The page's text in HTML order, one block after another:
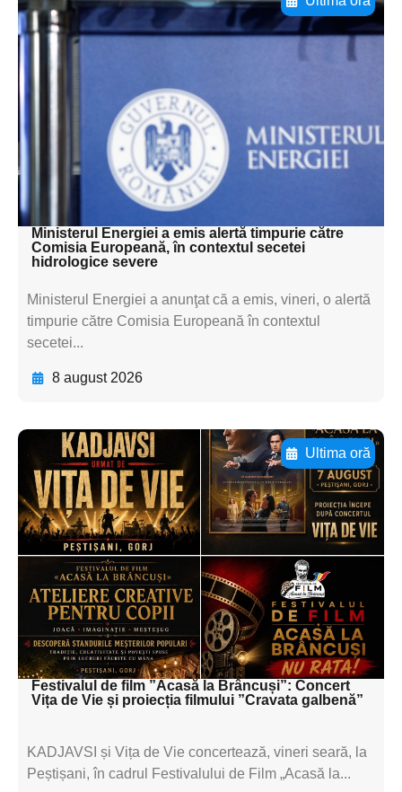
Adaugă aici textul pentru
subtitluAdaugă aici
textul pentru
subtitluAdaugă aici
textul pentru
subtitluAdaugă aici
textul pentru subti
Ministerul Energiei a emis alertă timpurie către
Comisia Europeană, în contextul secetei
hidrologice severe
Ministerul Energiei a anunţat că a emis, vineri, o alertă
timpurie către Comisia Europeană în contextul
secetei...
8 august 2026
Ultima oră
Adaugă aici textul pentru
subtitluAdaugă aici
textul pentru
subtitluAdaugă aici
textul pentru
subtitluAdaugă aici
textul pentru subti
Festivalul de film ”Acasă la Brâncuși”: Concert
Vița de Vie și proiecția filmului ”Cravata galbenă”
KADJAVSI și Vița de Vie concertează, vineri seară, la
Peștișani, în cadrul Festivalului de Film „Acasă la...